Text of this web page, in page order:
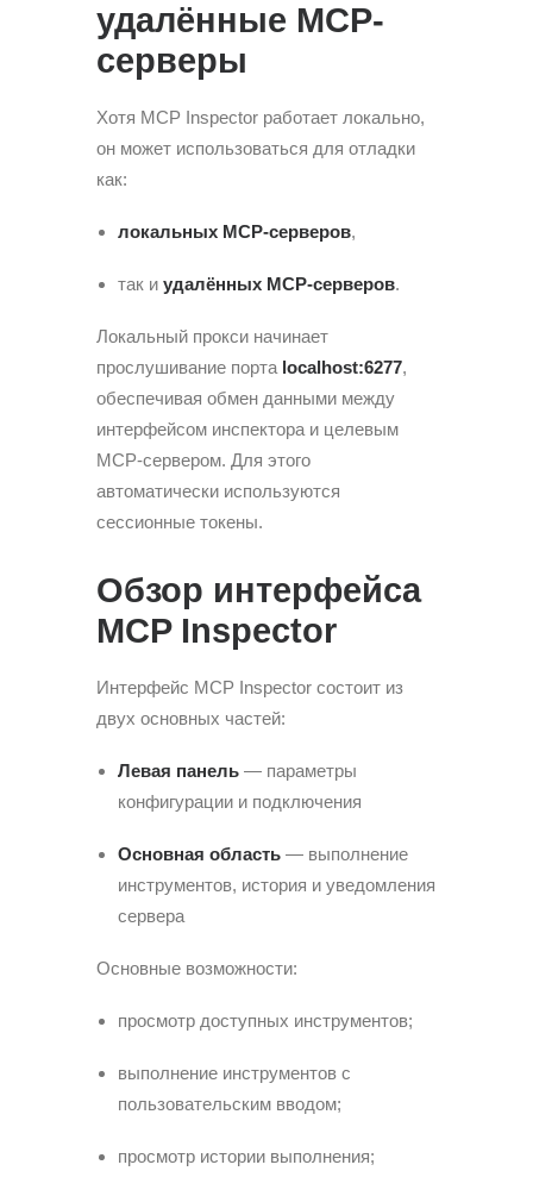
удалённые MCP-
серверы
Хотя MCP Inspector работает локально,
он может использоваться для отладки
как:
локальных MCP-серверов,
так и удалённых MCP-серверов.
Локальный прокси начинает
прослушивание порта localhost:6277,
обеспечивая обмен данными между
интерфейсом инспектора и целевым
MCP-сервером. Для этого
автоматически используются
сессионные токены.
Обзор интерфейса
MCP Inspector
Интерфейс MCP Inspector состоит из
двух основных частей:
Левая панель — параметры
конфигурации и подключения
Основная область — выполнение
инструментов, история и уведомления
сервера
Основные возможности:
просмотр доступных инструментов;
выполнение инструментов с
пользовательским вводом;
просмотр истории выполнения;